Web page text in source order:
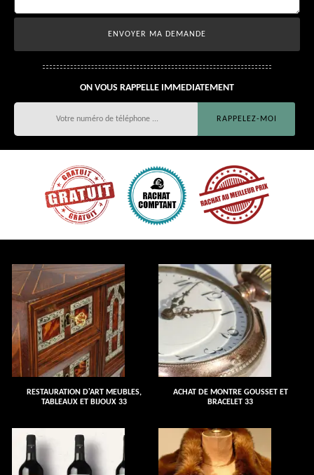
ON VOUS RAPPELLE IMMEDIATEMENT
RESTAURATION D'ART MEUBLES,
TABLEAUX ET BIJOUX 33
ACHAT DE MONTRE GOUSSET ET
BRACELET 33